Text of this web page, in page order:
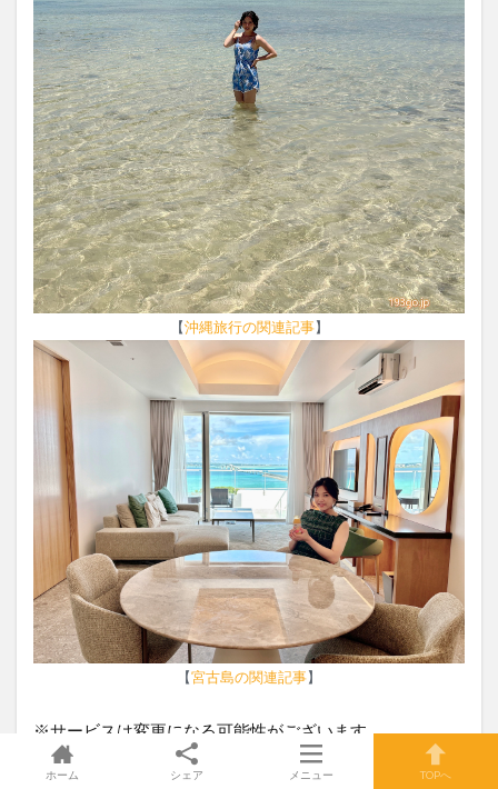
【沖縄旅行の関連記事】
【宮古島の関連記事】
※サービスは変更になる可能性がございます。
ホーム シェア メニュー TOPへ